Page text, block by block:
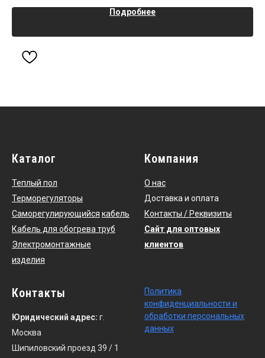
Подробнее
Каталог
Теплый пол
Терморегуляторы
Саморегулирующийся кабель
Кабель для обогрева труб
Электромонтажные
изделия
Компания
О нас
Доставка и оплата
Контакты / Реквизиты
Сайт для оптовых
клиентов
Контакты
Юридический адрес: г.
Москва
Шипиловский проезд 39 / 1
Политика
конфиденциальности и
обработки персональных
данных